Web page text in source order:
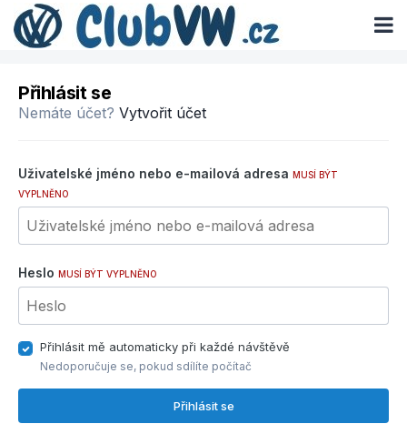
Přihlásit se
Nemáte účet? Vytvořit účet
Uživatelské jméno nebo e-mailová adresa MUSÍ BÝT
VYPLNĚNO
Heslo MUSÍ BÝT VYPLNĚNO
Přihlásit mě automaticky při každé návštěvě
Nedoporučuje se, pokud sdílíte počítač
Přihlásit se